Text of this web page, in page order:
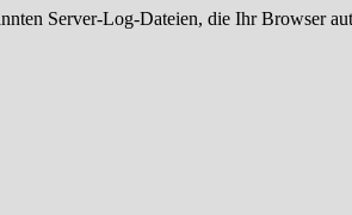
Server-Log-Dateien, die Ihr Browser